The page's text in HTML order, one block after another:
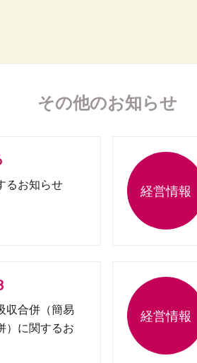
その他のお知らせ
るお知らせ
収合併（簡易
）に関するお